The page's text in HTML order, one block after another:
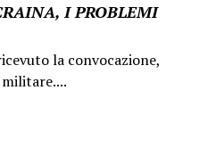
I PROBLEMI
la convocazione,